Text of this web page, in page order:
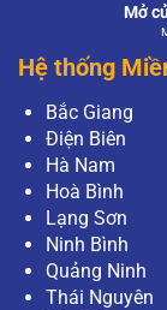
Mở
Hệ thống
Bắc Giang
Điện Biên
Hà Nam
Hoà Bình
Lạng Sơn
Ninh Bình
Quảng Ninh
Thái Nguyên